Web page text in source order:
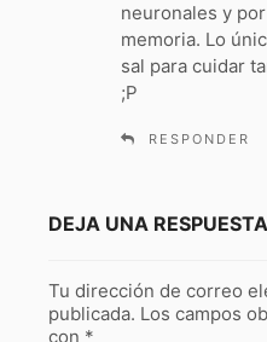
neuronales y
memoria. Lo
sal para cuidar
;P
RESPONDER
DEJA UNA RESPUESTA
Tu dirección de correo
publicada. Los campos
con *